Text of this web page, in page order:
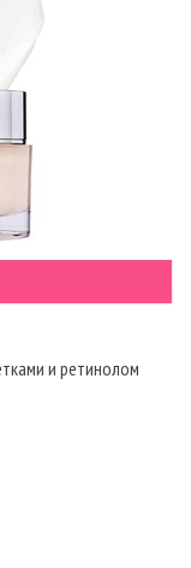
и ретинолом